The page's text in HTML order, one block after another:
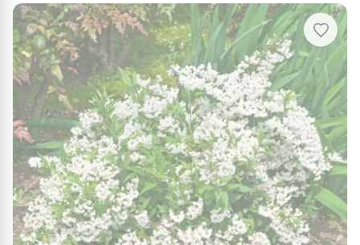
Pensez également à protéger les jeunes plants en
hiver avec un paillage de feuilles mortes. Surveillez
les maladies communes telles que l'oïdium et les
cochenilles, en favorisant une bonne circulation de
l'air autour de la plante par un espacement adéquat.
Protection hivernale
Pour la protection hivernale, un paillage de feuilles
mortes est recommandé de novembre à mars pour
éviter les gelées tardives.
Utilisations au jardin